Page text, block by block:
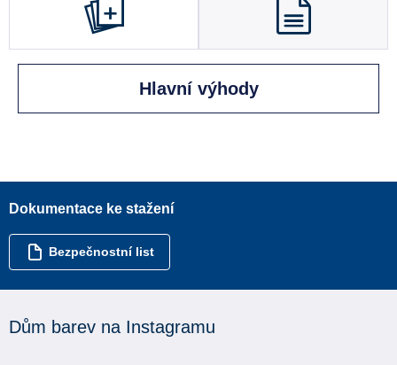
Hlavní výhody
Dokumentace ke stažení
Bezpečnostní list
Dům barev na Instagramu